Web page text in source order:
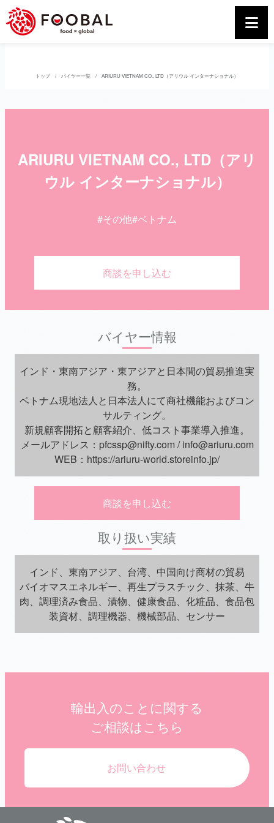
トップ バイヤー一覧 ARIURU VIETNAM CO., LTD（アリウル インターナショナル）
ARIURU VIETNAM CO., LTD（アリ
ウル インターナショナル）
#その他#ベトナム
商談を申し込む
バイヤー情報
インド・東南アジア・東アジアと日本間の貿易推進実
務。
ベトナム現地法人と日本法人にて商社機能およびコン
サルティング。
新規顧客開拓と顧客紹介、低コスト事業導入推進。
メールアドレス：pfcssp@nifty.com / info@ariuru.com
WEB：https://ariuru-world.storeinfo.jp/
商談を申し込む
取り扱い実績
インド、東南アジア、台湾、中国向け商材の貿易
バイオマスエネルギー、再生プラスチック、抹茶、牛
肉、調理済み食品、漬物、健康食品、化粧品、食品包
装資材、調理機器、機械部品、センサー
輸出入のことに関する
ご相談はこちら
お問い合わせ